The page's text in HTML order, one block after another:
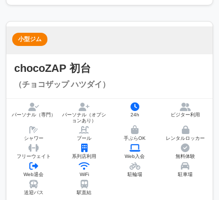
小型ジム
chocoZAP 初台
（チョコザップ ハツダイ）
パーソナル（専門）
パーソナル（オプシ
ョンあり）
24h ビジター利用
シャワー プール 手ぶらOK レンタルロッカー
フリーウェイト 系列店利用 Web入会 無料体験
Web退会 WiFi 駐輪場 駐車場
送迎バス 駅直結